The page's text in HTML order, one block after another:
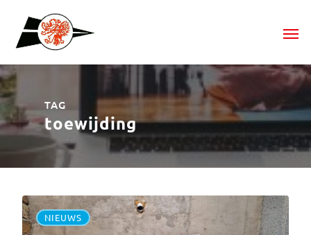
TAG
toewijding
NIEUWS